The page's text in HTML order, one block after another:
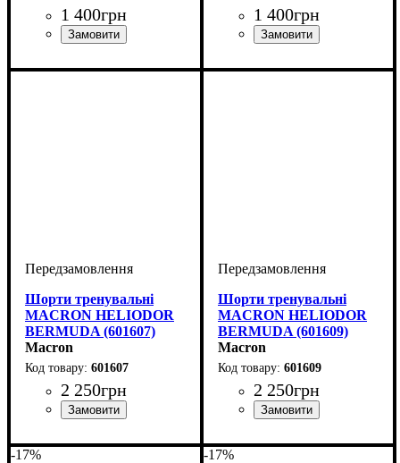
1 400грн 1 400грн
Шорти тренувальні
MACRON HELIODOR
BERMUDA (601607)
Macron
601607
2 250грн
Шорти тренувальні
MACRON HELIODOR
BERMUDA (601609)
Macron
601609
2 250грн
-17% -17%